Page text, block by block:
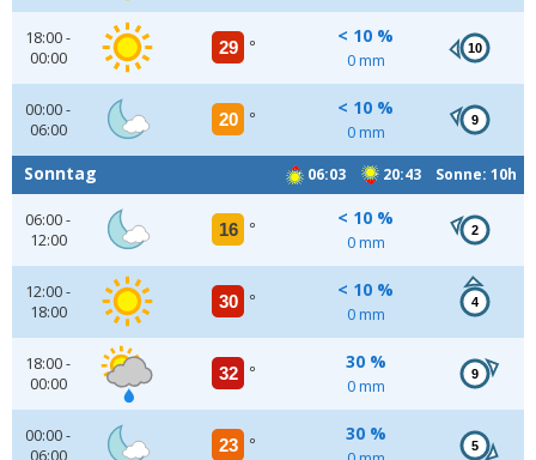
18:00 -
00:00
29 °
< 10 %
0 mm
10
00:00 -
06:00
20 °
< 10 %
0 mm
9
06:03 20:43 Sonne: 10h
Sonntag
06:00 -
12:00
16 °
< 10 %
0 mm
2
12:00 -
18:00
30 °
< 10 %
0 mm
4
18:00 -
00:00
32 °
30 %
0 mm
9
00:00 -
06:00
23 °
30 %
5